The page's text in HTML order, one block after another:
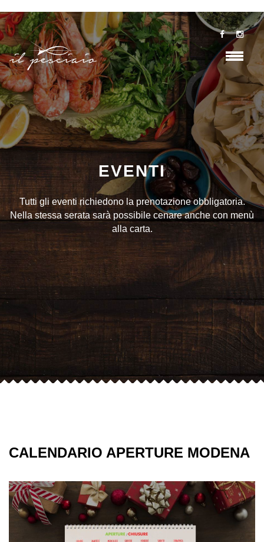
EVENTI
Tutti gli eventi richiedono la prenotazione obbligatoria.
Nella stessa serata sarà possibile cenare anche con menù
alla carta.
CALENDARIO APERTURE MODENA